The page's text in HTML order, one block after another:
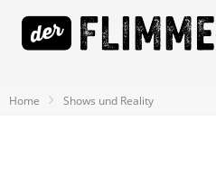
Home Shows und Reality